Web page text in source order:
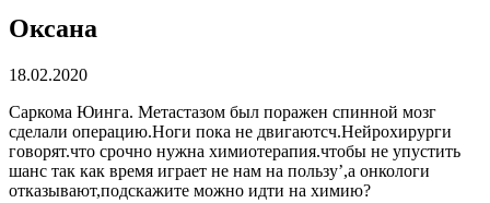
Оксана
18.02.2020
Саркома Юинга. Метастазом был поражен спинной мозг
сделали операцию.Ноги пока не двигаютсч.Нейрохирурги
говорят.что срочно нужна химиотерапия.чтобы не упустить
шанс так как время играет не нам на пользу’,а онкологи
отказывают,подскажите можно идти на химию?